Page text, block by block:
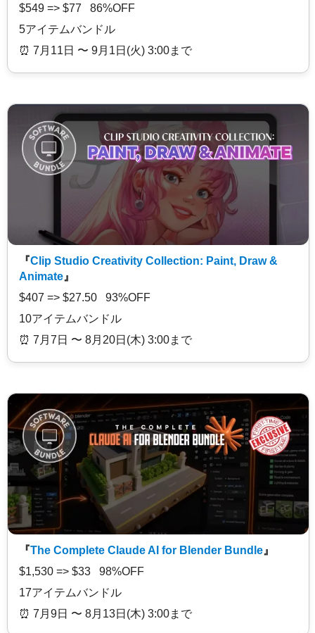
$549 => $77 86%OFF
5アイテムバンドル
⏰️ 7月11日 〜 9月1日(火) 3:00まで
『Clip Studio Creativity Collection: Paint, Draw &
Animate 』
$407 => $27.50 93%OFF
10アイテムバンドル
⏰️ 7月7日 〜 8月20日(木) 3:00まで
『The Complete Claude AI for Blender Bundle 』
$1,530 => $33 98%OFF
17アイテムバンドル
⏰️ 7月9日 〜 8月13日(木) 3:00まで